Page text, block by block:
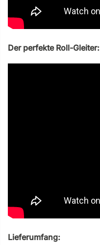
Der perfekte Roll-Gleiter:
Lieferumfang: